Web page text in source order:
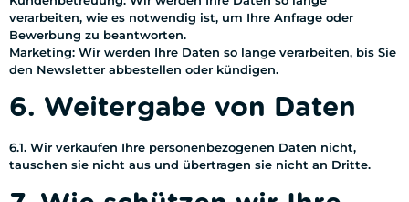
verarbeiten, wie es notwendig ist, um Ihre Anfrage oder
Bewerbung zu beantworten.
Marketing: Wir werden Ihre Daten so lange verarbeiten, bis Sie
den Newsletter abbestellen oder kündigen.
6. Weitergabe von Daten
6.1. Wir verkaufen Ihre personenbezogenen Daten nicht,
tauschen sie nicht aus und übertragen sie nicht an Dritte.